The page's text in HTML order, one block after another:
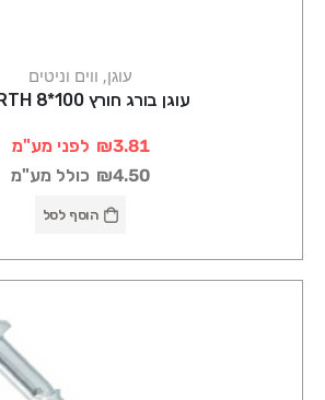
עוגן, ווים וניטים
עוגן בורג חורץ 100*8 WURTH
₪3.81 לפני מע"מ
₪4.50 כולל מע"מ
הוסף לסל